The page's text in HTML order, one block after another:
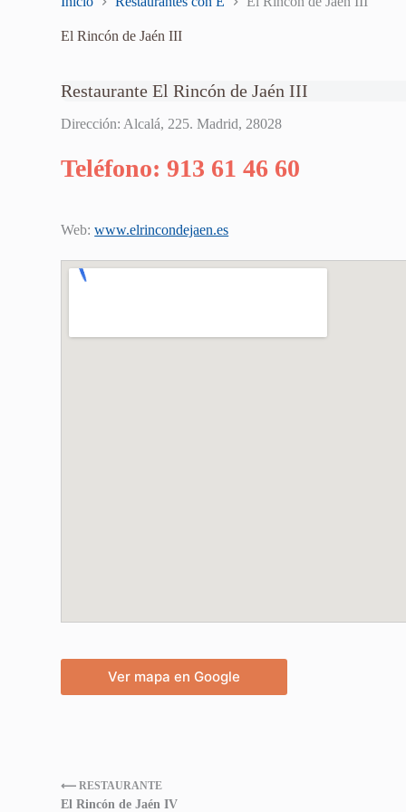
El Rincón de Jaén III
Restaurante El Rincón de Jaén III
Dirección: Alcalá, 225. Madrid, 28028
Teléfono: 913 61 46 60
Web:www.elrincondejaen.es
Ver mapa en Google
⟵ RESTAURANTE
El Rincón de Jaén IV